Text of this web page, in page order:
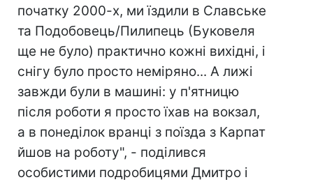
початку 2000-х, ми їздили в Славське
та Подобовець/Пилипець (Буковеля
ще не було) практично кожні вихідні, і
снігу було просто неміряно... А лижі
завжди були в машині: у п'ятницю
після роботи я просто їхав на вокзал,
а в понеділок вранці з поїзда з Карпат
йшов на роботу", - поділився
особистими подробицями Дмитро і